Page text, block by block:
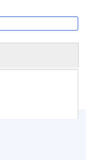
europea